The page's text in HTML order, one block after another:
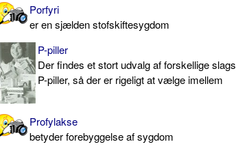
Porfyri
er en sjælden stofskiftesygdom
P-piller
Der findes et stort udvalg af forskellige slags
P-piller, så der er rigeligt at vælge imellem
Profylakse
betyder forebyggelse af sygdom